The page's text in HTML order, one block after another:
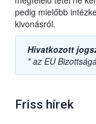
pedig mielőbb
kivonásról.
Hivatkozott
* az EU
Friss hírek